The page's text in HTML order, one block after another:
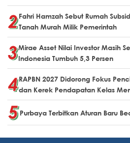
Fahri Hamzah Sebut Rumah
Tanah Murah Milik Pemerintah
Mirae Asset Nilai Investor Masih
Indonesia Tumbuh 5,3 Persen
RAPBN 2027 Didorong Fokus
dan Kerek Pendapatan Kelas
Purbaya Terbitkan Aturan Baru